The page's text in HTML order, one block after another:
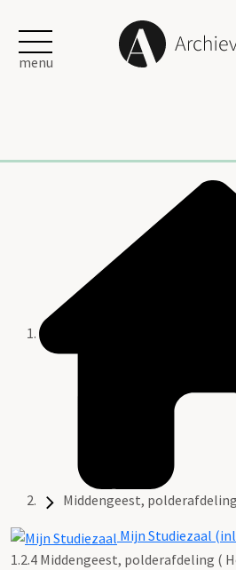
menu
Middengeest, polderafdeling
Mijn Studiezaal
1.2.4 Middengeest, polderafdeling (